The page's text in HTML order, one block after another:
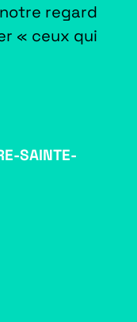
regard
« ceux qui
SAINTE-